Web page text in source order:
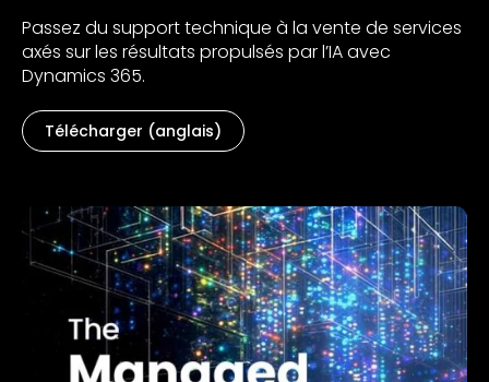
Passez du support technique à la vente de services
axés sur les résultats propulsés par l’IA avec
Dynamics 365.
Télécharger (anglais)